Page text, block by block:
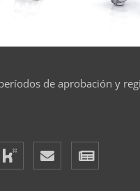
de aprobación y